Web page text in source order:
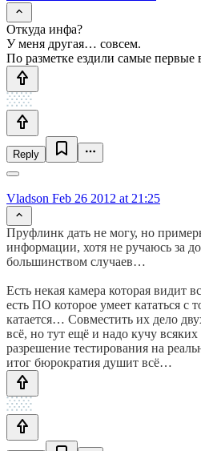
Откуда инфа?
У меня другая… совсем.
По разметке ездили самые первые
Reply
Vladson Feb 26 2012 at 21:25
Пруфлинк дать не могу, но
информации, хотя не ручаюсь за
большинством случаев…
Есть некая камера которая видит
есть ПО которое умеет кататься с
катается… Совместить их дело
всё, но тут ещё и надо кучу
разрешение тестирования на
итог бюрократия душит всё…